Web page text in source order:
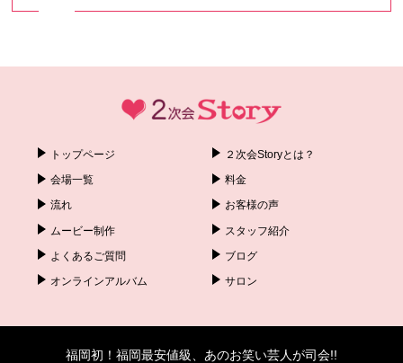
トップページ ２次会Storyとは？
会場一覧 料金
流れ お客様の声
ムービー制作 スタッフ紹介
よくあるご質問 ブログ
オンラインアルバム サロン
福岡初！福岡最安値級、あのお笑い芸人が司会!!